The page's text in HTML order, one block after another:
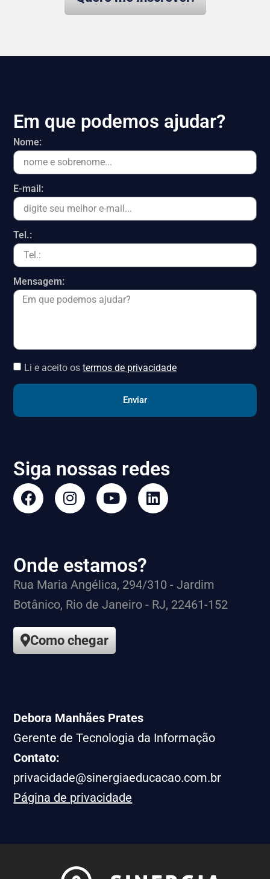
Em que podemos ajudar?
Nome:
E-mail:
Tel.:
Mensagem:
Li e aceito ostermos de privacidade
Enviar
Siga nossas redes
Onde estamos?
Rua Maria Angélica, 294/310 - Jardim
Botânico, Rio de Janeiro - RJ, 22461-152
Como chegar
Debora Manhães Prates
Gerente de Tecnologia da Informação
Contato:
privacidade@sinergiaeducacao.com.br
Página de privacidade